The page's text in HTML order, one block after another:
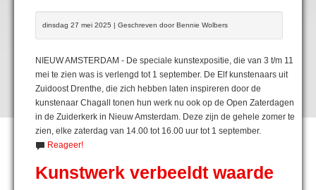
dinsdag 27 mei 2025 | Geschreven door Bennie Wolbers
NIEUW AMSTERDAM - De speciale kunstexpositie, die van 3 t/m 11
mei te zien was is verlengd tot 1 september. De Elf kunstenaars uit
Zuidoost Drenthe, die zich hebben laten inspireren door de
kunstenaar Chagall tonen hun werk nu ook op de Open Zaterdagen
in de Zuiderkerk in Nieuw Amsterdam. Deze zijn de gehele zomer te
zien, elke zaterdag van 14.00 tot 16.00 uur tot 1 september.
Reageer!
Kunstwerk verbeeldt waarde